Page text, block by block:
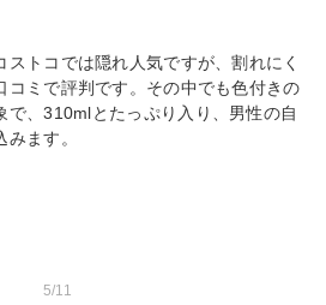
トコでは隠れ人気ですが、割れにく
コミで評判です。その中でも色付きの
で、310mlとたっぷり入り、男性の自
ます。
5/11